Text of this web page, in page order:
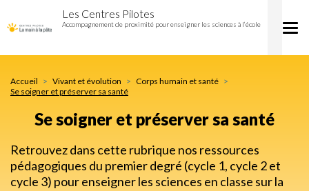
soigner
au
contenu
Les Centres Pilotes
Accompagnement de proximité pour enseigner les sciences à l’école
Accueil Vivant et évolution
Corps humain et santé
Se soigner et préserver sa santé
Se soigner et préserver sa santé
Retrouvez dans cette rubrique nos ressources
pédagogiques du premier degré (cycle 1, cycle 2 et
cycle 3) pour enseigner les sciences en classe sur la